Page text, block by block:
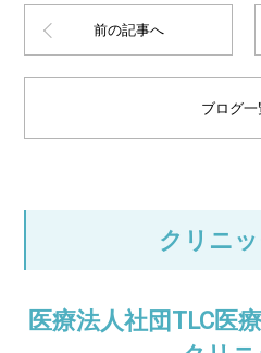
前の記事へ
ブログ一
クリニ
医療法人社団TLC